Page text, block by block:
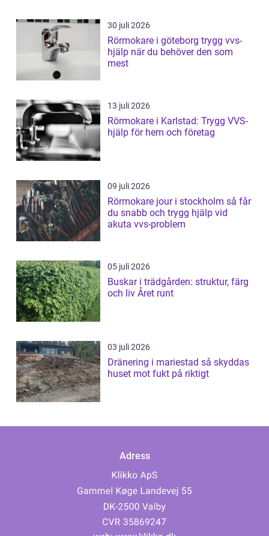
30 juli 2026
Rörmokare i göteborg trygg vvs-
hjälp när du behöver den som
mest
13 juli 2026
Rörmokare i Karlstad: Trygg VVS-
hjälp för hem och företag
09 juli 2026
Rörmokare jour i stockholm så får
du snabb och trygg hjälp vid
akuta vvs-problem
05 juli 2026
Buskar i trädgården: struktur, färg
och liv Året runt
03 juli 2026
Dränering i mariestad så skyddas
huset mot fukt på riktigt
Adress